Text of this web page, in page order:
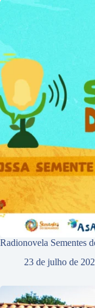
Radionovela Sementes
23 de julho de